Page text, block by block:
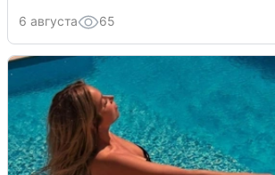
6 августа 65